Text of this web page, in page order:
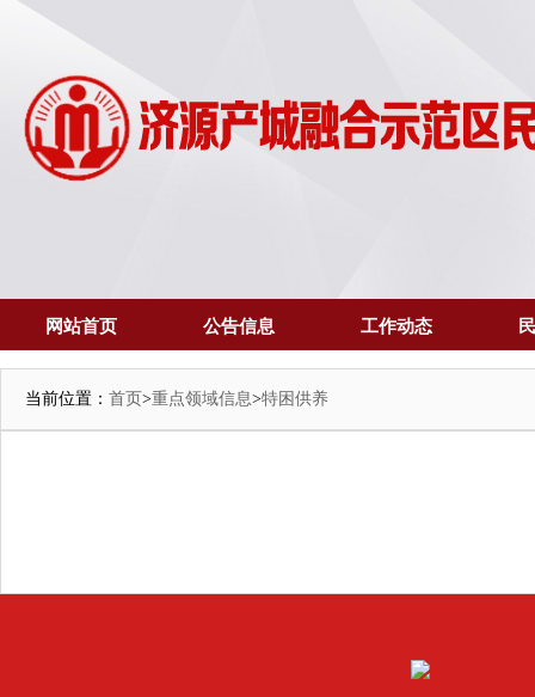
网站首页 公告信息 工作动态
当前位置： 首页 >重点领域信息>特困供养